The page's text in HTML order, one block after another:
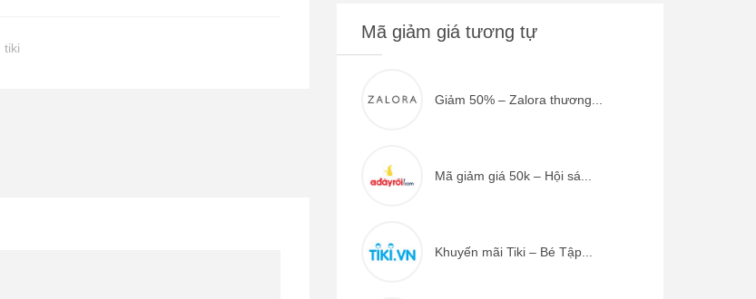
tiki
Mã giảm giá tương tự
Giảm 50% – Zalora thương...
Mã giảm giá 50k – Hội sá...
Khuyến mãi Tiki – Bé Tập...